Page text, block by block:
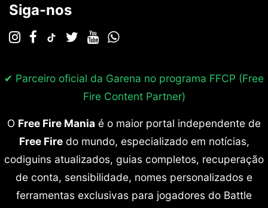
Siga-nos
✔ Parceiro oficial da Garena no programa FFCP (Free
Fire Content Partner)
O Free Fire Mania é o maior portal independente de
Free Firedo mundo, especializado em notícias,
codiguins atualizados, guias completos, recuperação
de conta, sensibilidade, nomes personalizados e
ferramentas exclusivas para jogadores do Battle